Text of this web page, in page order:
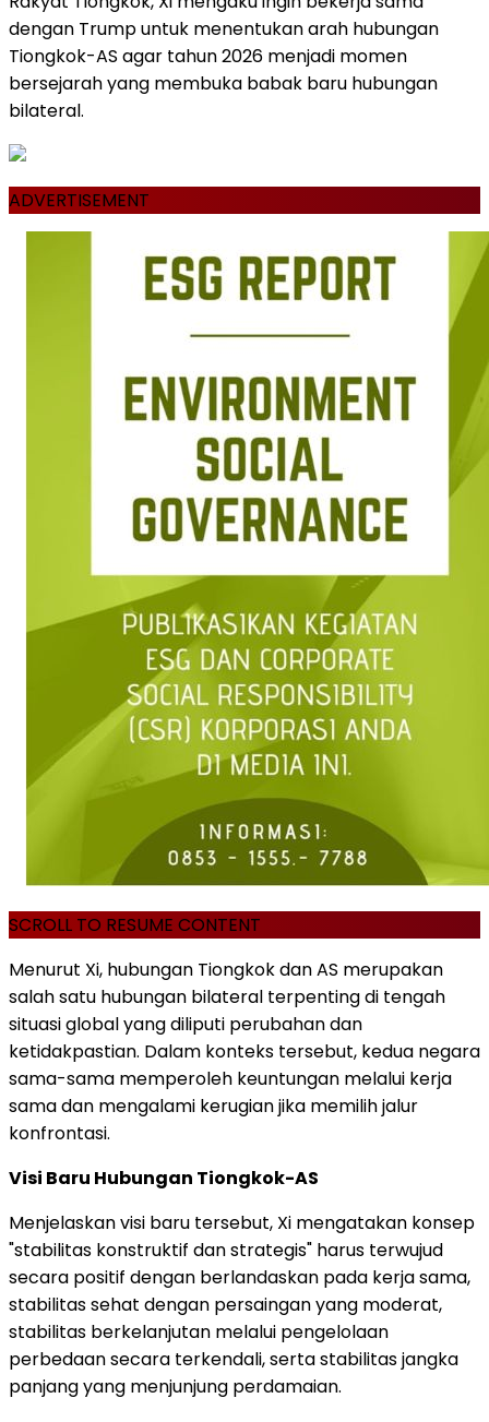
dengan Trump untuk menentukan arah hubungan
Tiongkok-AS agar tahun 2026 menjadi momen
bersejarah yang membuka babak baru hubungan
bilateral.
ADVERTISEMENT
SCROLL TO RESUME CONTENT
Menurut Xi, hubungan Tiongkok dan AS merupakan
salah satu hubungan bilateral terpenting di tengah
situasi global yang diliputi perubahan dan
ketidakpastian. Dalam konteks tersebut, kedua negara
sama-sama memperoleh keuntungan melalui kerja
sama dan mengalami kerugian jika memilih jalur
konfrontasi.
Visi Baru Hubungan Tiongkok-AS
Menjelaskan visi baru tersebut, Xi mengatakan konsep
"stabilitas konstruktif dan strategis" harus terwujud
secara positif dengan berlandaskan pada kerja sama,
stabilitas sehat dengan persaingan yang moderat,
stabilitas berkelanjutan melalui pengelolaan
perbedaan secara terkendali, serta stabilitas jangka
panjang yang menjunjung perdamaian.